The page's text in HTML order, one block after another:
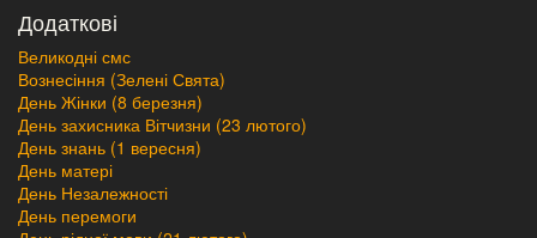
Додаткові
Великодні смс
Вознесіння (Зелені Свята)
День Жінки (8 березня)
День захисника Вітчизни (23 лютого)
День знань (1 вересня)
День матері
День Незалежності
День перемоги